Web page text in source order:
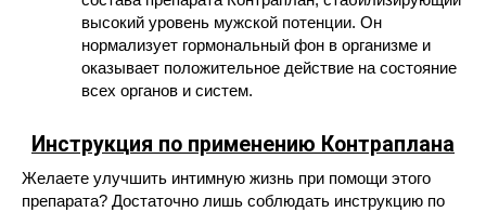
высокий уровень мужской потенции. Он
нормализует гормональный фон в организме и
оказывает положительное действие на состояние
всех органов и систем.
Инструкция по применению Контраплана
Желаете улучшить интимную жизнь при помощи этого
препарата? Достаточно лишь соблюдать инструкцию по